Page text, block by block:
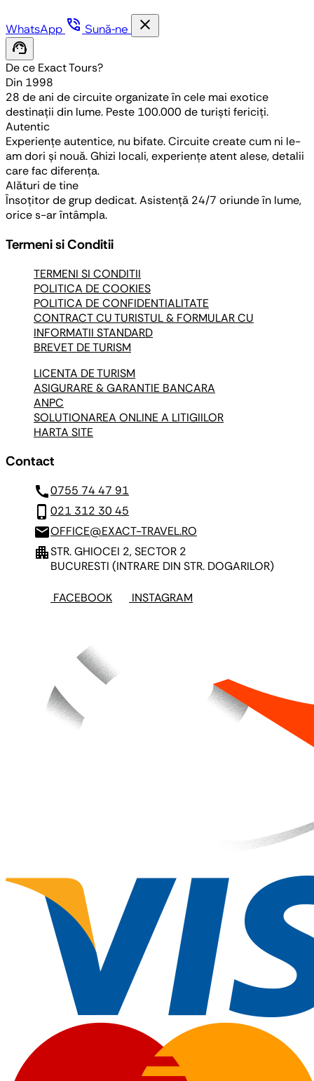
WhatsApp phone_in_talk Sună-ne
close
support_agent
De ce Exact Tours?
Din 1998
28 de ani de circuite organizate în cele mai exotice
destinații din lume. Peste 100.000 de turiști fericiți.
Autentic
Experiențe autentice, nu bifate. Circuite create cum ni le-
am dori și nouă. Ghizi locali, experiențe atent alese, detalii
care fac diferența.
Alături de tine
Însoțitor de grup dedicat. Asistență 24/7 oriunde în lume,
orice s-ar întâmpla.
Termeni si Conditii
TERMENI SI CONDITII
POLITICA DE COOKIES
POLITICA DE CONFIDENTIALITATE
CONTRACT CU TURISTUL & FORMULAR CU
INFORMATII STANDARD
BREVET DE TURISM
LICENTA DE TURISM
ASIGURARE & GARANTIE BANCARA
ANPC
SOLUTIONAREA ONLINE A LITIGIILOR
HARTA SITE
Contact
call0755 74 47 91
phone_iphone 021 312 30 45
mailOFFICE@EXACT-TRAVEL.RO
apartmentSTR. GHIOCEI 2, SECTOR 2
BUCURESTI (INTRARE DIN STR. DOGARILOR)
FACEBOOK INSTAGRAM